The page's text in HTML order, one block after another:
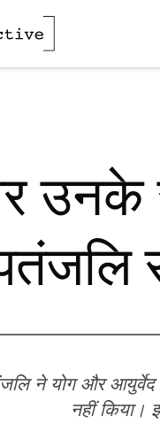
उनके
ने योग और आयुर्वेद
नहीं किया।